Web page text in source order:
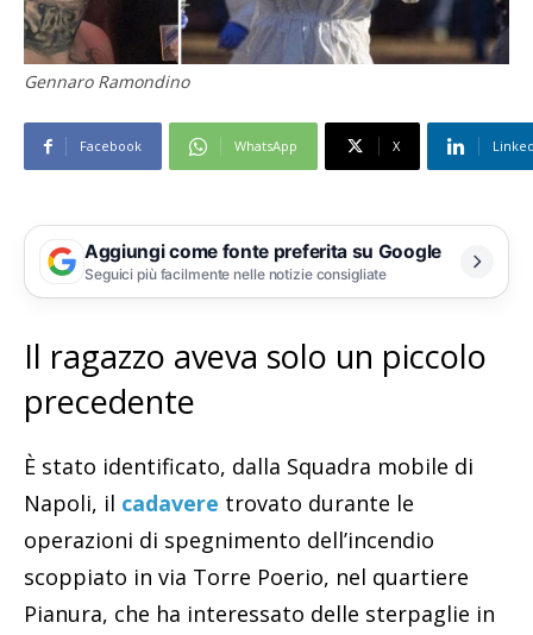
Gennaro Ramondino
Facebook WhatsApp X
Aggiungi come fonte preferita su Google
Seguici più facilmente nelle notizie consigliate
Il ragazzo aveva solo un piccolo
precedente
È stato identificato, dalla Squadra mobile di
Napoli, il cadavere trovato durante le
operazioni di spegnimento dell’incendio
scoppiato in via Torre Poerio, nel quartiere
Pianura, che ha interessato delle sterpaglie in